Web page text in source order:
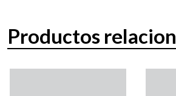
Productos